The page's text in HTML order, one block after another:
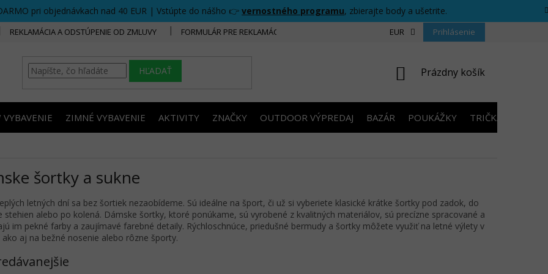
pri objednávkach nad 40 EUR | Vstúpte do nášho 👉 vernostného programu, zbierajte body a ušetrite.
REKLAMÁCIA A ODSTÚPENIE OD ZMLUVY FORMULÁR PRE REKLAMÁCIU FORMULÁR PRE ODSTÚPENIE OD ZMLUVY
EUR Prihlásenie
HĽADAŤ
NÁKUPNÝ
Prázdny košík
ZIMNÉ VYBAVENIE AKTIVITY ZNAČKY OUTDOOR VÝPREDAJ BAZÁR POUKÁŽKY TRIČKÁ S
šortky a sukne
letných dní sa bez šortiek nezaobídeme. Sú ideálne na šport, či už si vyberiete klasické krátke šortky pod zadok, do
stehien alebo po kolená. Dámske šortky, ktoré ponúkame, sú vyrobené z kvalitných materiálov, sú precízne spracované a
im pekné farby a zaujímavé farebné detaily. Rýchloschnúce, priedušné bermudy a šortky môžete využiť na letné výlety v
ako aj na bežné nosenie alebo rôzne športy.